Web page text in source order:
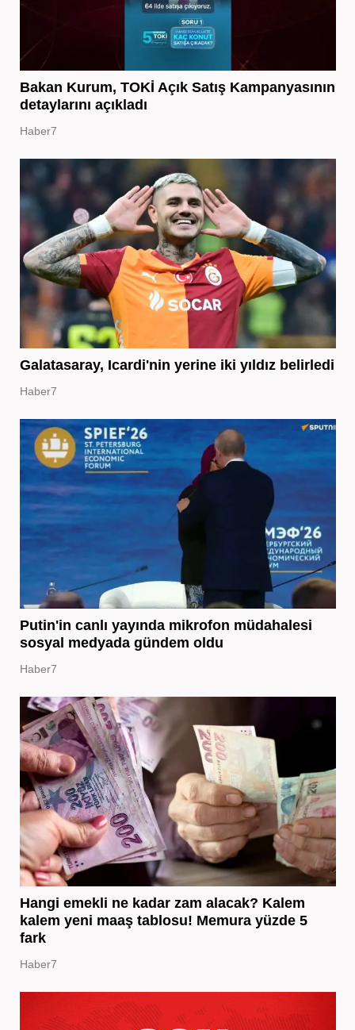
Bakan Kurum, TOKİ Açık Satış Kampanyasının
detaylarını açıkladı
Haber7
Galatasaray, Icardi'nin yerine iki yıldız belirledi
Haber7
Putin'in canlı yayında mikrofon müdahalesi
sosyal medyada gündem oldu
Haber7
Hangi emekli ne kadar zam alacak? Kalem
kalem yeni maaş tablosu! Memura yüzde 5
fark
Haber7